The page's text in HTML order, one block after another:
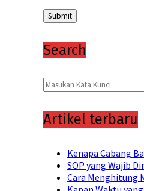
Search
Search
for:
Artikel terbaru
Kenapa Cabang
SOP yang Wajib
Cara Menghitung